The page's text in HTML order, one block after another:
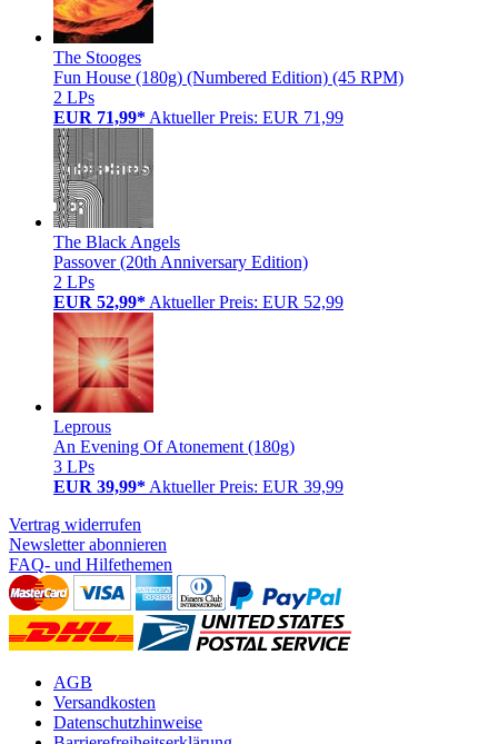
The Stooges
Fun House (180g) (Numbered Edition) (45 RPM)
2 LPs
EUR 71,99* Aktueller Preis: EUR 71,99
The Black Angels
Passover (20th Anniversary Edition)
2 LPs
EUR 52,99* Aktueller Preis: EUR 52,99
Leprous
An Evening Of Atonement (180g)
3 LPs
EUR 39,99* Aktueller Preis: EUR 39,99
Vertrag widerrufen
Newsletter abonnieren
FAQ- und Hilfethemen
AGB
Versandkosten
Datenschutzhinweise